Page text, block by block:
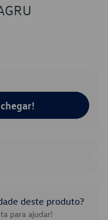
deste produto?
para ajudar!